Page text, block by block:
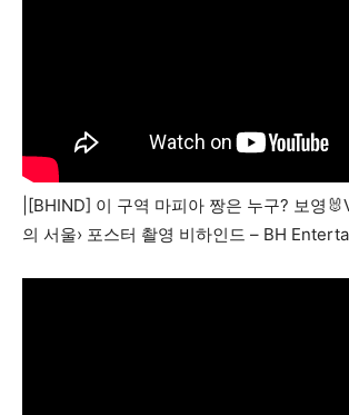
|[BHIND] 이 구역 마피아 짱은 누구? 보영
의 서울› 포스터 촬영 비하인드 – BH